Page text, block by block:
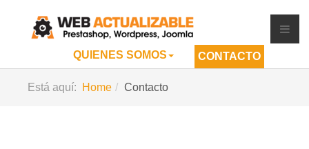
QUIENES SOMOS CONTACTO
Está aquí: Home Contacto